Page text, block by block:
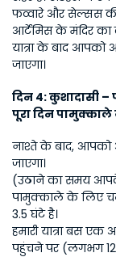
फव्वारे और सेल्सस की
आर्टेमिस के मंदिर का
यात्रा के बाद
जाएगा।
दिन 4: कुशादासी
पूरा दिन पामुक्काले
नाश्ते के बाद,
जाएगा।
(उठाने का समय
पामुक्काले के लिए
3.5 घंटे है।
हमारी यात्रा बस
पहुंचने पर (लगभग